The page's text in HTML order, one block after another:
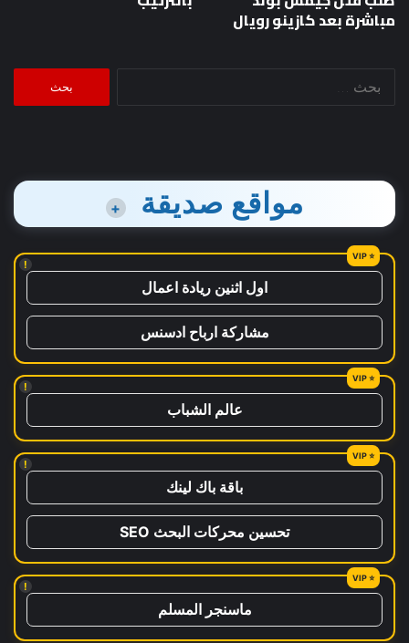
مباشرة بعد كازينو رويال
البحث
مواقع صديقة +
!
اول اثنين ريادة اعمال
مشاركة ارباح ادسنس
!
عالم الشباب
!
باقة باك لينك
تحسين محركات البحث SEO
!
ماسنجر المسلم